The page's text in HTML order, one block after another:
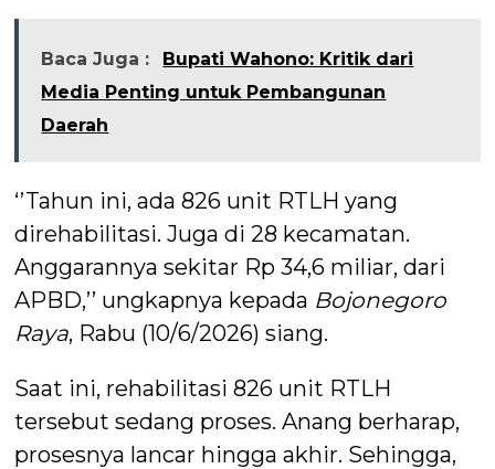
Baca Juga :
Bupati Wahono: Kritik dari
Media Penting untuk Pembangunan
Daerah
‘’Tahun ini, ada 826 unit RTLH yang
direhabilitasi. Juga di 28 kecamatan.
Anggarannya sekitar Rp 34,6 miliar, dari
APBD,’’ ungkapnya kepada Bojonegoro
Raya, Rabu (10/6/2026) siang.
Saat ini, rehabilitasi 826 unit RTLH
tersebut sedang proses. Anang berharap,
prosesnya lancar hingga akhir. Sehingga,